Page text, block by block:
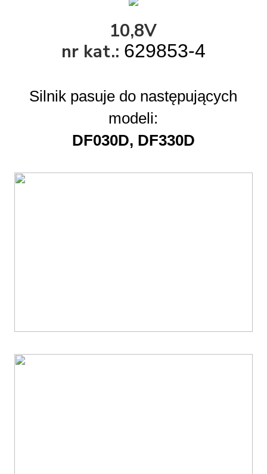
10,8V
nr kat.: 629853-4
Silnik pasuje do następujących
modeli:
DF030D, DF330D